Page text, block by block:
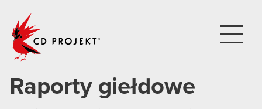
Raporty giełdowe